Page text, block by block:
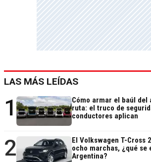
LAS MÁS LEÍDAS
1
Cómo armar el baúl
ruta: el truco de
conductores aplican
2
El Volkswagen T-Cross
ocho marchas, ¿qué se
Argentina?